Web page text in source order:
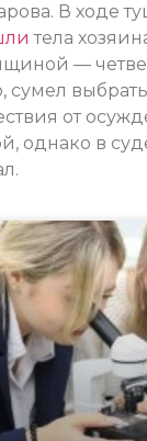
В ходе
тела
—
сумел
от
однако в